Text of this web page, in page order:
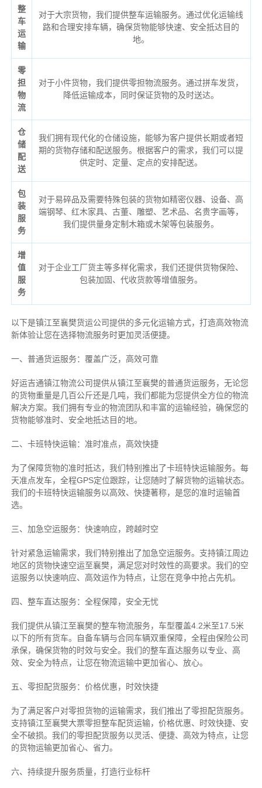
整
车
运
输
对于大宗货物，我们提供整车运输服务。通过优化运输线
路和合理安排车辆，确保货物能够快速、安全抵达目的
地。
零
担
物
流
对于小件货物，我们提供零担物流服务。通过拼车发货，
降低运输成本，同时保证货物的及时送达。
仓
储
配
送
我们拥有现代化的仓储设施，能够为客户提供长期或者短
期的货物存储和配送服务。根据客户的需求，我们可以提
供定时、定量、定点的安排配送。
包
装
服
务
对于易碎品及需要特殊包装的货物如精密仪器、设备、高
端钢琴、红木家具、古董、雕塑、艺术品、名贵字画等，
我们提供量身定制木箱或木架等包装服务。
增
值
服
务
对于企业工厂货主等多样化需求，我们还提供货物保险、
包装加固、代收货款等增值服务。
以下是镇江至襄樊货运公司提供的多元化运输方式，打造高效物流
新体验让您在选择物流服务时更加灵活便捷。
一、普通货运服务：覆盖广泛，高效可靠
好运吉通镇江物流公司提供从镇江至襄樊的普通货运服务，无论您
的货物重量是几百公斤还是几吨，我们都能为您提供全方位的物流
解决方案。我们拥有专业的物流团队和丰富的运输经验，确保您的
货物能够准时、安全地抵达目的地。
二、卡班特快运输：准时准点，高效快捷
为了保障货物的准时抵达，我们特别推出了卡班特快运输服务。每
天准点发车，全程GPS定位跟踪，让您随时了解货物的运输状态。
我们的卡班特快运输服务以高效、快捷著称，是您的准时运输首
选。
三、加急空运服务：快速响应，跨越时空
针对紧急运输需求，我们特别推出了加急空运服务。支持镇江周边
地区的货物快速空运至襄樊，满足您对时效性的高要求。我们的空
运服务以快速响应、高效运作为特点，让您在竞争中抢占先机。
四、整车直达服务：全程保障，安全无忧
我们提供从镇江至襄樊的整车物流服务，车型覆盖4.2米至17.5米
以下的所有货车。自备车辆与合同车辆双重保障，全程由保险公司
承保，确保货物的时效与安全。我们的整车直达服务以专业、高
效、安全为特点，让您在物流运输中更加省心、放心。
五、零担配货服务：价格优惠，时效快捷
为了满足客户对零担货物的运输需求，我们推出了零担配货服务。
支持镇江至襄樊大票零担整车配货运输，价格优惠、时效快捷、安
全不破损。我们的零担配货服务以灵活、便捷、高效为特点，让您
的货物运输更加省心、省力。
六、持续提升服务质量，打造行业标杆